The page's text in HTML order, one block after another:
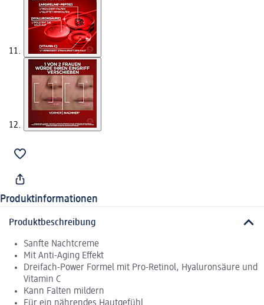
Produktinformationen
Produktbeschreibung
Sanfte Nachtcreme
Mit Anti-Aging Effekt
Dreifach-Power Formel mit Pro-Retinol, Hyaluronsäure und
Vitamin C
Kann Falten mildern